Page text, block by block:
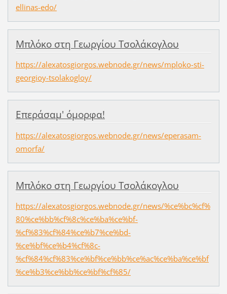
ellinas-edo/
Μπλόκο στη Γεωργίου Τσολάκογλου
https://alexatosgiorgos.webnode.gr/news/mploko-sti-
georgioy-tsolakogloy/
Επεράσαμ' όμορφα!
https://alexatosgiorgos.webnode.gr/news/eperasam-
omorfa/
Μπλόκο στη Γεωργίου Τσολάκογλου
https://alexatosgiorgos.webnode.gr/news/%ce%bc%cf%
80%ce%bb%cf%8c%ce%ba%ce%bf-
%cf%83%cf%84%ce%b7%ce%bd-
%ce%bf%ce%b4%cf%8c-
%cf%84%cf%83%ce%bf%ce%bb%ce%ac%ce%ba%ce%bf
%ce%b3%ce%bb%ce%bf%cf%85/